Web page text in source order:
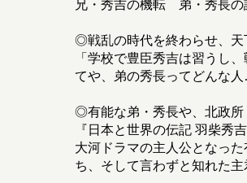
兄・秀吉の機転 弟・秀長の
◎戦乱の時代を終わらせ、天
「学校で豊臣秀吉は習うし
てや、弟の秀長ってどんな
◎有能な弟・秀長や、北政所
『日本と世界の伝記 羽柴秀
大河ドラマの主人公となっ
ち、そして言わずと知れた